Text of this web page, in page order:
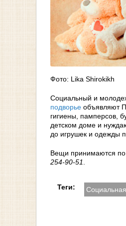
Фото: Lika Shirokikh
Социальный и
подворье объявляют
гигиены, памперсов,
детском доме и
до игрушек и одежды
Вещи принимаются по
254-90-51.
Теги: